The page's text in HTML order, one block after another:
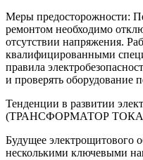
Меры предосторожности:
ремонтом необходимо
отсутствии напряжения.
квалифицированными
правила
и проверять оборудование
Тенденции в развитии
(ТРАНСФОРМАТОР ТОКА
Будущее электрощитового
несколькими ключевыми